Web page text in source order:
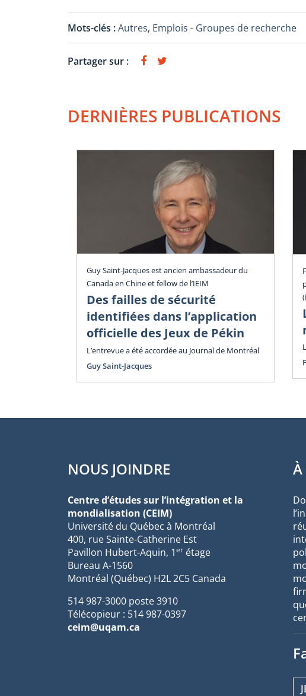
Mots-clés :Autres, Emplois - Groupes de recherche
Partager sur :
DERNIÈRES PUBLICATIONS
Guy Saint-Jacques est ancien ambassadeur du
Canada en Chine et fellow de l’IEIM
Des failles de sécurité
identifiées dans l’application
officielle des Jeux de Pékin
L’entrevue a été accordée au Journal de Montréal
Guy Saint-Jacques
NOUS JOINDRE
Centre d’études sur l’intégration et la
mondialisation (CEIM)
Université du Québec à Montréal
400, rue Sainte-Catherine Est
Pavillon Hubert-Aquin, 1er étage
Bureau A-1560
Montréal (Québec) H2L 2C5 Canada
514 987-3000 poste 3910
Télécopieur : 514 987-0397
ceim@uqam.ca
À